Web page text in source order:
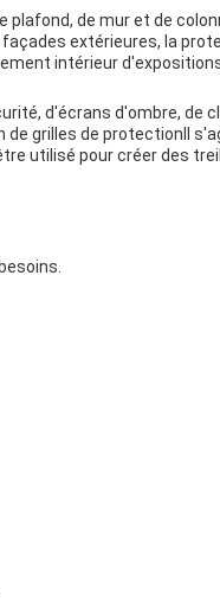
de mur et de
extérieures, la
intérieur
d'écrans d'ombre, de
grilles de protectionIl
utilisé pour créer des